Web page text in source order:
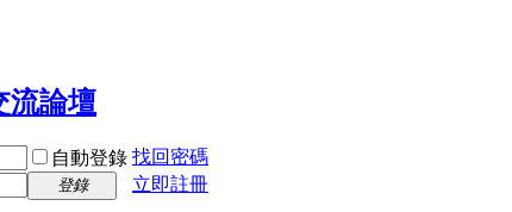
自動登錄 找回密碼
登錄
立即註冊